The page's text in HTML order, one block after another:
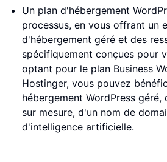
Un plan d'hébergement
processus, en vous offrant un
d'hébergement géré et des
spécifiquement conçues pour
optant pour le plan Business
Hostinger, vous pouvez
hébergement WordPress
sur mesure, d'un nom de
d'intelligence artificielle.